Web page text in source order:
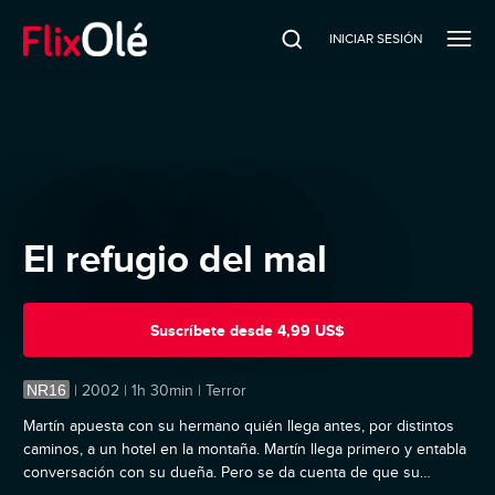
INICIAR SESIÓN
El refugio del mal
Suscríbete desde 4,99 US$
NR16 | 2002 | 1h 30min | Terror
Martín apuesta con su hermano quién llega antes, por distintos
caminos, a un hotel en la montaña. Martín llega primero y entabla
conversación con su dueña. Pero se da cuenta de que su